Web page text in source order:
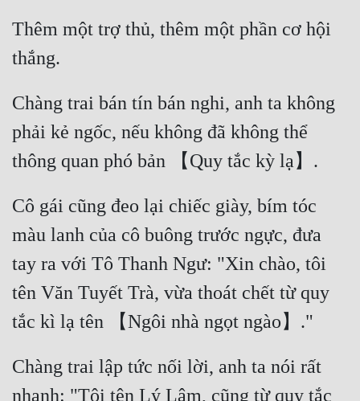
Thêm một trợ thủ, thêm một phần cơ hội
thắng.
Chàng trai bán tín bán nghi, anh ta không
phải kẻ ngốc, nếu không đã không thể
thông quan phó bản 【Quy tắc kỳ lạ】.
Cô gái cũng đeo lại chiếc giày, bím tóc
màu lanh của cô buông trước ngực, đưa
tay ra với Tô Thanh Ngư: "Xin chào, tôi
tên Văn Tuyết Trà, vừa thoát chết từ quy
tắc kì lạ tên 【Ngôi nhà ngọt ngào】."
Chàng trai lập tức nối lời, anh ta nói rất
nhanh: "Tôi tên Lý Lâm, cũng từ quy tắc